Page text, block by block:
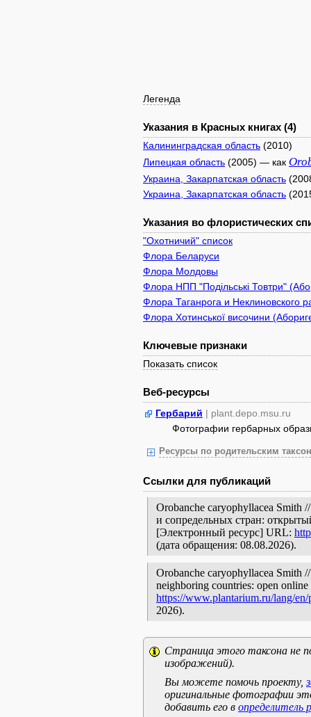
Легенда
Указания в Красных книгах (4)
Калининградская область (2010)
Липецкая область (2005) — как
Украина, Закарпатская область
Украина, Закарпатская область
Указания во флористических
"Охотничий" список
Флора Беларуси
Флора Молдовы
Флора НПП "Подільські Товтри"
Флора Таганрога и Неклиновского
Флора Хотинської височини
Ключевые признаки
Показать список
Веб-ресурсы
Гербарий | plant.depo.msu.ru
Фотографии гербарных
Ресурсы по родительским
Ссылки для публикаций
Orobanche caryophyllacea
и сопредельных стран:
[Электронный ресурс] URL:
(дата обращения: 08.08.2026).
Orobanche caryophyllacea Smith
neighboring countries: open
https://www.plantarium.ru/lang/
2026).
Страница этого таксона не
изображений).
Вы можете помочь проекту,
оригинальные фотографии
добавить его в определитель